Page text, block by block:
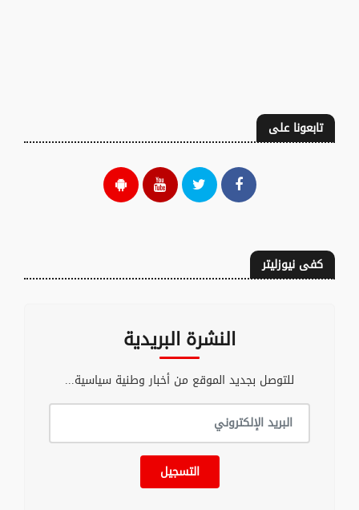
تابعونا على
كفى نيوزليتر
النشرة البريدية
للتوصل بجديد الموقع من أخبار وطنية سياسية...
التسجيل